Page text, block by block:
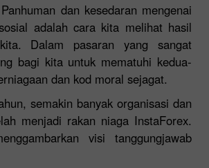
dan kesedaran mengenai
adalah cara kita melihat hasil
Dalam pasaran yang sangat
bagi kita untuk mematuhi kedua-
dan kod moral sejagat.
semakin banyak organisasi dan
menjadi rakan niaga InstaForex.
visi tanggungjawab